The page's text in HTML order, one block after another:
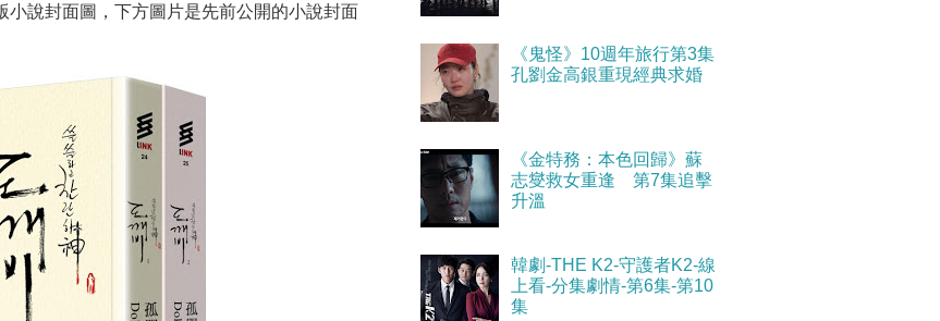
說封面圖，下方圖片是先前公開的小說封面
《鬼怪》10週年旅行第3集
孔劉金高銀重現經典求婚
《金特務：本色回歸》蘇
志燮救女重逢 第7集追擊
升溫
韓劇-THE K2-守護者K2-線
上看-分集劇情-第6集-第10
集